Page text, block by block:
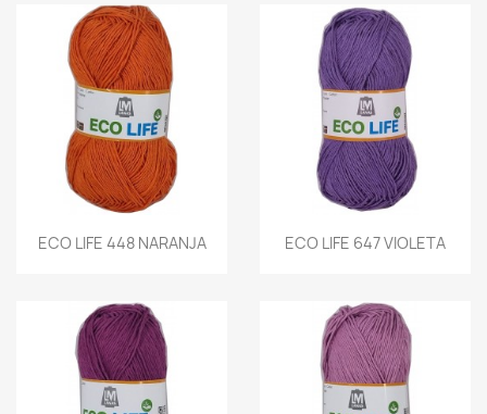
ECO LIFE 448 NARANJA ECO LIFE 647 VIOLETA